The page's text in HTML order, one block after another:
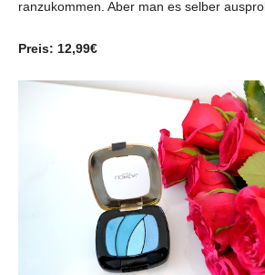
ranzukommen. Aber man es selber
Preis: 12,99€